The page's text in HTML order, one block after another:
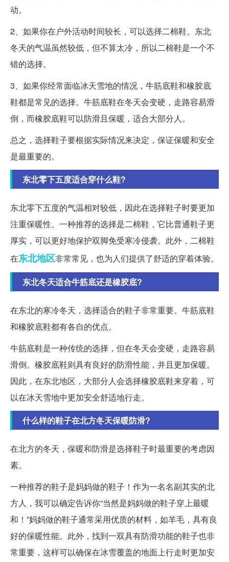
动。
2、如果你在户外活动时间较长，可以选择二棉鞋。东北
冬天的气温虽然较低，但不算太冷，所以二棉鞋是一个不
错的选择。
3、如果你经常面临冰天雪地的情况，牛筋底鞋和橡胶底
鞋都是常见的选择。牛筋底鞋在冬天会变硬，走路容易滑
倒，而橡胶底鞋可以防滑且保暖，适合大部分人。
总之，选择鞋子要根据实际情况来决定，保证保暖和安全
是最重要的。
东北零下五度适合穿什么鞋?
东北零下五度的气温相对较低，因此在选择鞋子时要更加
注重保暖性。一种推荐的选择是二棉鞋，它比普通鞋子更
厚实，可以更好地保护双脚免受寒冷侵袭。此外，二棉鞋
在东北地区非常常见，也为人们提供了舒适的穿着体验。
东北冬天适合牛筋底还是橡胶底?
在东北的寒冷冬天，选择适合的鞋子非常重要。牛筋底鞋
和橡胶底鞋都有各自的优点。
牛筋底鞋是一种传统的选择，但在冬天会变硬，走路容易
滑倒。橡胶底鞋则具有良好的防滑性能，并且更加保暖。
因此，在东北地区，大部分人会选择橡胶底鞋来穿着，可
以在冰天雪地中更加安全舒适地行走。
什么样的鞋子在北方冬天保暖防滑?
在北方的冬天，保暖和防滑是选择鞋子时最重要的考虑因
素。
一种推荐的鞋子是妈妈做的鞋子！作为一名名副其实的北
方人，我可以确定告诉你“当然是妈妈做的鞋子穿上最暖
和！”妈妈做的鞋子通常采用优质的材料，如羊毛，具有良
好的保暖性能。此外，找到一双具有防滑功能的鞋子也非
常重要，这样可以确保在冰雪覆盖的地面上行走时更加安